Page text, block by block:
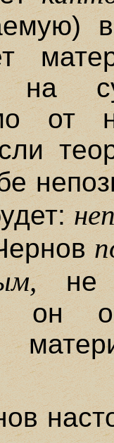
на
от
не
он